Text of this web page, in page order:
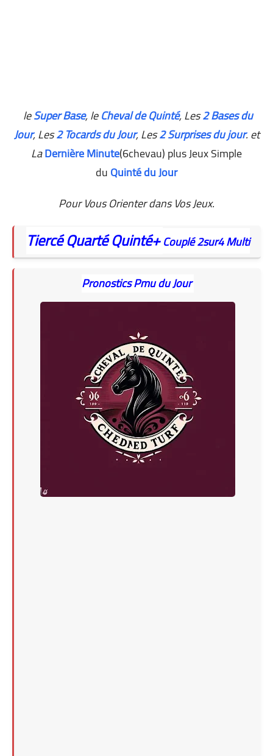
leSuper Base, leCheval de Quinté, Les2 Bases du
Jour,Les2 Tocards du Jour, Les2 Surprises du jour. et
LaDernière Minute(6chevau) plus Jeux Simple
duQuinté du Jour
Pour Vous Orienter dans Vos Jeux.
TiercéQuartéQuinté+Couplé2sur4Multi
Pronostics Pmu du Jour